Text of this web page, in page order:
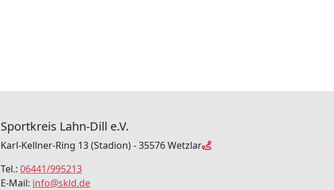
Sportkreis Lahn-Dill e.V.
Karl-Kellner-Ring 13 (Stadion) - 35576 Wetzlar
Tel.: 06441/995213
E-Mail: info@skld.de